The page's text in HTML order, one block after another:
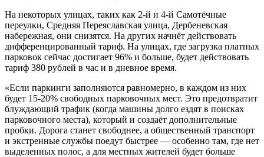
На некоторых улицах, таких как 2-й и 4-й Самотёчные
переулки, Средняя Переяславская улица, Дербеневская
набережная, они снизятся. На других начнёт действовать
дифференцированный тариф. На улицах, где загрузка платных
парковок сейчас достигает 96% и больше, будет действовать
тариф 380 рублей в час и в дневное время.
«Если паркинги заполняются равномерно, в каждом из них
будет 15-20% свободных парковочных мест. Это предотвратит
блуждающий трафик (когда машины долго ездят в поисках
парковочного места), который и создаёт дополнительные
пробки. Дорога станет свободнее, а общественный транспорт
и экстренные службы поедут быстрее — особенно там, где нет
выделенных полос, а для местных жителей будет больше